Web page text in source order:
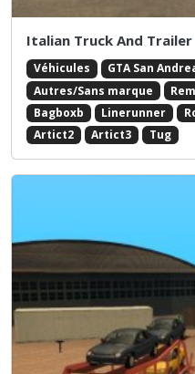
Italian Truck And
Véhicules GTA San
Autres/Sans marque
Bagboxb
Linerunner
Artict2
Artict3 Tug